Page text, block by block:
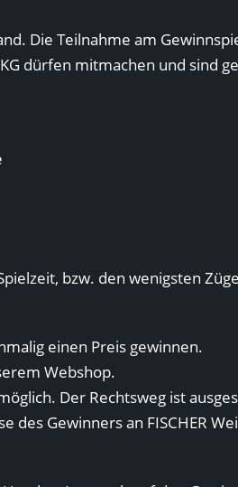
Die Teilnahme am
dürfen mitmachen und sind
bzw. den wenigsten
einen Preis gewinnen.
Webshop.
Der Rechtsweg ist
des Gewinners an FISCHER